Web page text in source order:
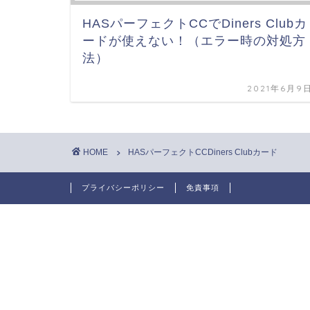
HASパーフェクトCCでDiners Clubカ
ードが使えない！（エラー時の対処方
法）
2021年6月9
HOME HASパーフェクトCCDiners Clubカード
プライバシーポリシー 免責事項